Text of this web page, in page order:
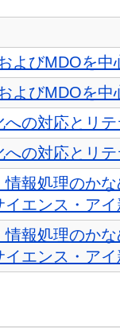
よびMDOを中
よびMDOを中
の対応とリ
の対応とリ
報処理のか
エンス・ア
報処理のか
エンス・ア